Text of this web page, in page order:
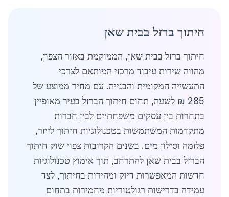
חיתוך ברזל בבית שאן
חיתוך ברזל בבית שאן, הממוקמת באזור הצפון,
מהווה שירות עיבוד מרכזי המותאם לצרכי
התעשייה המקומית והבנייה. עם מחיר ממוצע של
285 ₪ לשעה, תחום חיתוך הברזל בעיר מאופיין
בתחרות בין עסקים משפחתיים לבין חברות
מתקדמות המשתמשות בטכנולוגיות חיתוך לייזר,
פלזמה וסילון מים. בשנים הקרובות צפוי שוק חיתוך
הברזל בבית שאן להתרחב, תוך אימוץ טכנולוגיות
חדשות המאפשרות דיוק ומהירות בחיתוך, לצד
עמידה בדרישות רגולטוריות מחמירות בתחום